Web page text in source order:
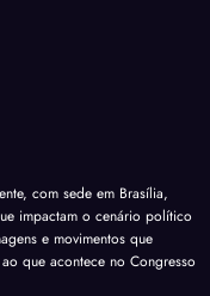
com sede em Brasília,
impactam o cenário político
e movimentos que
que acontece no Congresso